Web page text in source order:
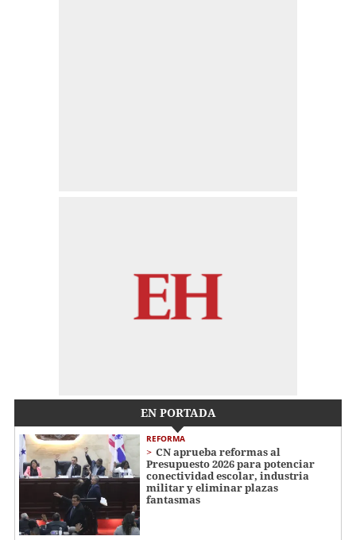
EN PORTADA
REFORMA
CN aprueba reformas al
Presupuesto 2026 para potenciar
conectividad escolar, industria
militar y eliminar plazas
fantasmas